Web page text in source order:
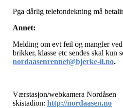
Pga dårlig telefondekning må
Annet:
Melding om evt feil og mangler
brikker, klasse etc sendes skal kun
nordaasenrennet@bjerke-il.no.
Værstasjon/webkamera Nordåsen
skistadion: http://nordaasen.no